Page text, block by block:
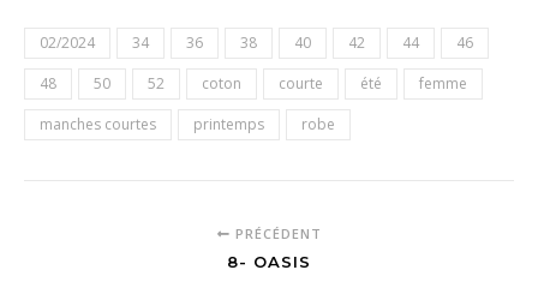
02/2024 34 36 38 40 42 44
46
48
50 52 coton courte été
femme
manches courtes
printemps robe
PRÉCÉDENT
8- OASIS